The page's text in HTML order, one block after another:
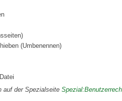
(Umbenennen)
auf der Spezialseite